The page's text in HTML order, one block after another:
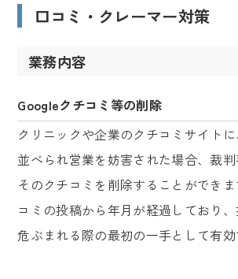
口コミ・クレーマー対策
業務内容
Googleクチコミ等の削除
クリニックや企業のクチコミサイト
並べられ営業を妨害された場合、裁
そのクチコミを削除することができ
コミの投稿から年月が経過しており
危ぶまれる際の最初の一手として有効